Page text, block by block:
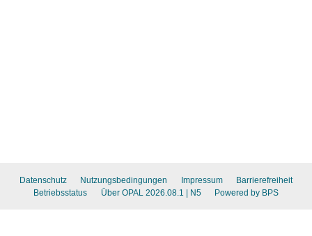
Datenschutz Nutzungsbedingungen Impressum
Barrierefreiheit
Betriebsstatus
Über OPAL 2026.08.1 | N5 Powered by BPS